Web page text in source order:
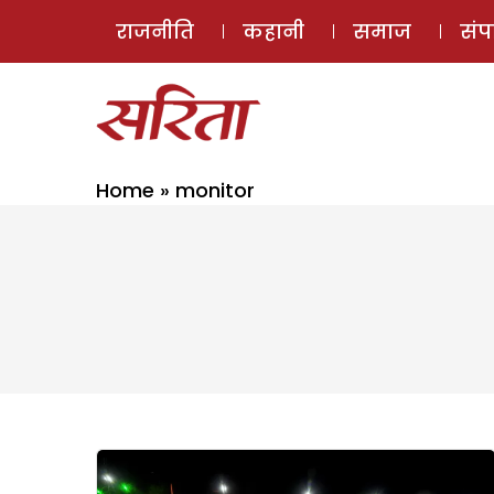
राजनीति कहानी समाज
Home » monitor